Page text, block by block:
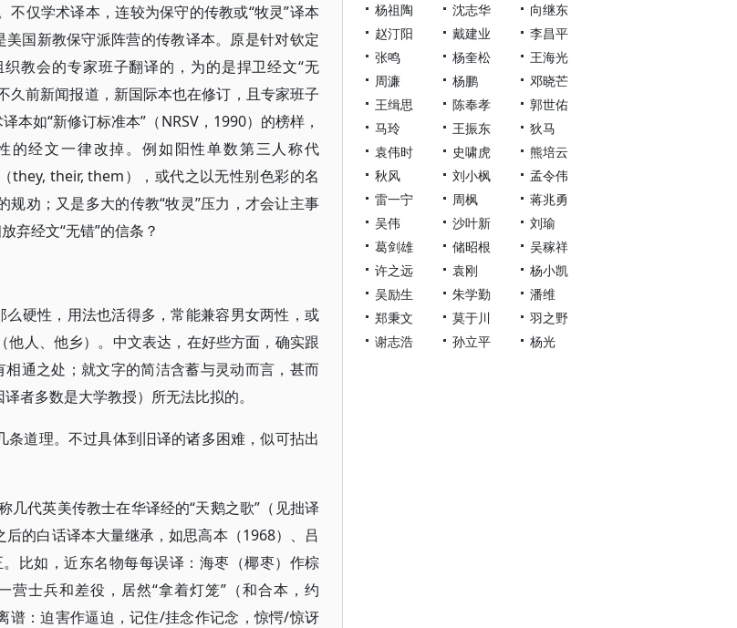
仅学术译本，连较为保守的传教或“牧灵”译本
国新教保守派阵营的传教译本。原是针对钦定
教会的专家班子翻译的，为的是捍卫经文“无
前新闻报道，新国际本也在修订，且专家班子
本如“新修订标准本”（NRSV，1990）的榜样，
的经文一律改掉。例如阳性单数第三人称代
they, their, them），或代之以无性别色彩的名
劝；又是多大的传教“牧灵”压力，才会让主事
弃经文“无错”的信条？
硬性，用法也活得多，常能兼容男女两性，或
人、他乡）。中文表达，在好些方面，确实跟
通之处；就文字的简洁含蓄与灵动而言，甚而
者多数是大学教授）所无法比拟的。
道理。不过具体到旧译的诸多困难，似可拈出
代英美传教士在华译经的“天鹅之歌”（见拙译
的白话译本大量继承，如思高本（1968）、吕
比如，近东名物每每误译：海枣（椰枣）作棕
士兵和差役，居然“拿着灯笼”（和合本，约
谱：迫害作逼迫，记住/挂念作记念，惊愕/惊讶
杨祖陶
沈志华
向继东
赵汀阳
戴建业
李昌平
张鸣
杨奎松
王海光
周濂
杨鹏
邓晓芒
王缉思
陈奉孝
郭世佑
马玲
王振东
狄马
袁伟时
史啸虎
熊培云
秋风
刘小枫
孟令伟
雷一宁
周枫
蒋兆勇
吴伟
沙叶新
刘瑜
葛剑雄
储昭根
吴稼祥
许之远
袁刚
杨小凯
吴励生
朱学勤
潘维
郑秉文
莫于川
羽之野
谢志浩
孙立平 杨光